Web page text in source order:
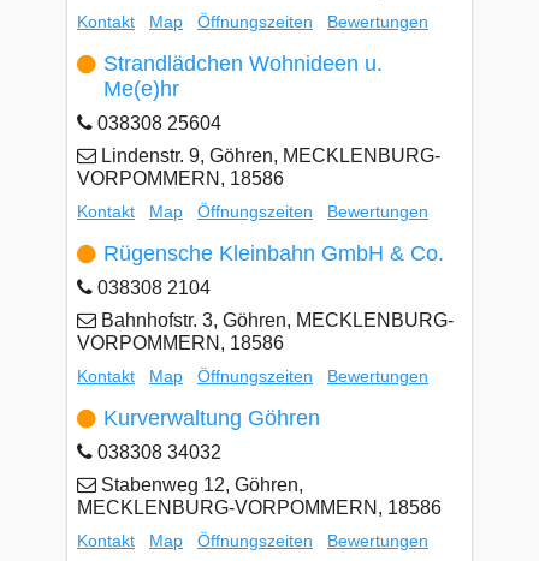
Kontakt Map Öffnungszeiten Bewertungen
Strandlädchen Wohnideen u.
Me(e)hr
038308 25604
Lindenstr. 9, Göhren, MECKLENBURG-
VORPOMMERN, 18586
Kontakt Map Öffnungszeiten Bewertungen
Rügensche Kleinbahn GmbH & Co.
038308 2104
Bahnhofstr. 3, Göhren, MECKLENBURG-
VORPOMMERN, 18586
Kontakt Map Öffnungszeiten Bewertungen
Kurverwaltung Göhren
038308 34032
Stabenweg 12, Göhren,
MECKLENBURG-VORPOMMERN, 18586
Kontakt Map Öffnungszeiten Bewertungen